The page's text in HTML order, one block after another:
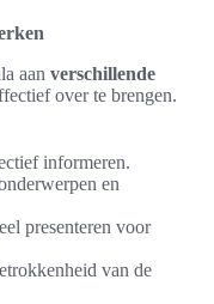
aan verschillende
over te brengen.
informeren.
en
presenteren voor
van de